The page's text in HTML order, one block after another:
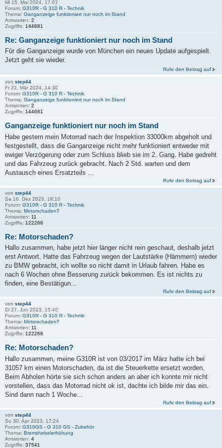
Mi 15. Mai 2024, 17:07
Forum: G310R - G 310 R - Technik
Thema: Ganganzeige funktioniert nur noch im Stand
Antworten: 2
Zugriffe: 144681
Re: Ganganzeige funktioniert nur noch im Stand
Für die Ganganzeige wurde von München ein neues Update aufgespielt.
Jetzt geht sie wieder.
Rufe den Beitrag auf
von step44
Fr 22. Mär 2024, 14:30
Forum: G310R - G 310 R - Technik
Thema: Ganganzeige funktioniert nur noch im Stand
Antworten: 2
Zugriffe: 144681
Ganganzeige funktioniert nur noch im Stand
Habe gestern mein Motorrad nach der Inspektion 33000km abgeholt und
festgestellt, dass die Ganganzeige nicht mehr funktioniert entweder mit
ewiger Verzögerung oder zum Schluss blieb sie im 2. Gang. Habe gedreht
und das Fahrzeug zurück gebracht. Nach 2 Std. warten und dem
Austausch eines Ersatzteils ...
Rufe den Beitrag auf
von step44
Sa 16. Dez 2023, 18:10
Forum: G310R - G 310 R - Technik
Thema: Motorschaden?
Antworten: 11
Zugriffe: 122268
Re: Motorschaden?
Hallo zusammen, habe jetzt hier länger nicht rein geschaut, deshalb jetzt
erst Antwort. Hatte das Fahrzeug wegen der Lautstärke (Hämmern) wieder
zu BMW gebracht, ich wollte so nicht damit in Urlaub fahren. Habe es
nach 6 Wochen ohne Besserung zurück bekommen. Es ist nichts zu
finden, eine Bestätigun...
Rufe den Beitrag auf
von step44
Di 27. Jun 2023, 15:40
Forum: G310R - G 310 R - Technik
Thema: Motorschaden?
Antworten: 11
Zugriffe: 122268
Re: Motorschaden?
Hallo zusammen, meine G310R ist von 03/2017 im März hatte ich bei
31057 km einen Motorschaden, da ist die Steuerkette ersetzt worden.
Beim Abholen hörte sie sich schon anders an aber ich konnte mir nicht
vorstellen, dass das Motorrad nicht ok ist, dachte ich bilde mir das ein.
Sind dann nach 1 Woche...
Rufe den Beitrag auf
von step44
So 30. Apr 2023, 17:24
Forum: G310GS - G 310 GS - Zubehör
Thema: Bremshebelerhöhung
Antworten: 4
Zugriffe: 37541